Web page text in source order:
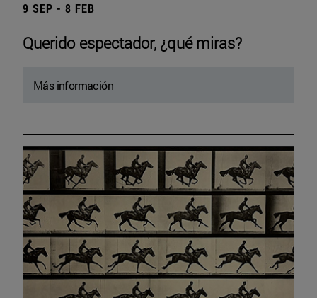
9 SEP - 8 FEB
Querido espectador, ¿qué miras?
Más información